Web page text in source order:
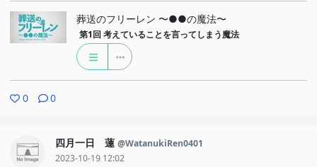
葬送のフリーレン 〜●●の魔法〜
第1回 考えていることを言ってしまう魔法
0 0
四月一日 蓮 @WatanukiRen0401
2023-10-19 12:02